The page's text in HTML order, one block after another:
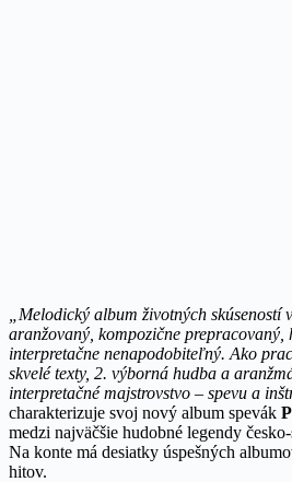
„Melodický album životných skúseností
aranžovaný, kompozične prepracovaný,
interpretačne nenapodobiteľný. Ako
skvelé texty, 2. výborná hudba a
interpretačné majstrovstvo – spevu a
charakterizuje svoj nový album spevák
medzi najväčšie hudobné legendy
Na konte má desiatky úspešných
hitov.